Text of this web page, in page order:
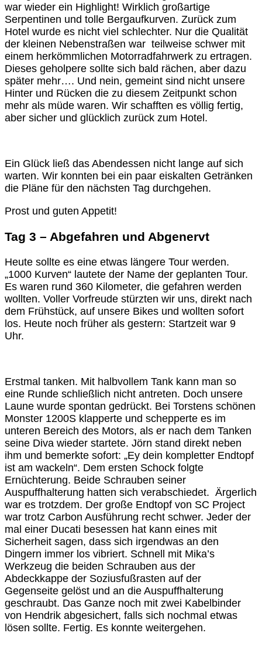
war wieder ein Highlight! Wirklich großartige
Serpentinen und tolle Bergaufkurven. Zurück zum
Hotel wurde es nicht viel schlechter. Nur die Qualität
der kleinen Nebenstraßen war teilweise schwer mit
einem herkömmlichen Motorradfahrwerk zu ertragen.
Dieses geholpere sollte sich bald rächen, aber dazu
später mehr…. Und nein, gemeint sind nicht unsere
Hinter und Rücken die zu diesem Zeitpunkt schon
mehr als müde waren. Wir schafften es völlig fertig,
aber sicher und glücklich zurück zum Hotel.
Ein Glück ließ das Abendessen nicht lange auf sich
warten. Wir konnten bei ein paar eiskalten Getränken
die Pläne für den nächsten Tag durchgehen.
Prost und guten Appetit!
Tag 3 – Abgefahren und Abgenervt
Heute sollte es eine etwas längere Tour werden.
„1000 Kurven“ lautete der Name der geplanten Tour.
Es waren rund 360 Kilometer, die gefahren werden
wollten. Voller Vorfreude stürzten wir uns, direkt nach
dem Frühstück, auf unsere Bikes und wollten sofort
los. Heute noch früher als gestern: Startzeit war 9
Uhr.
Erstmal tanken. Mit halbvollem Tank kann man so
eine Runde schließlich nicht antreten. Doch unsere
Laune wurde spontan gedrückt. Bei Torstens schönen
Monster 1200S klapperte und schepperte es im
unteren Bereich des Motors, als er nach dem Tanken
seine Diva wieder startete. Jörn stand direkt neben
ihm und bemerkte sofort: „Ey dein kompletter Endtopf
ist am wackeln“. Dem ersten Schock folgte
Ernüchterung. Beide Schrauben seiner
Auspuffhalterung hatten sich verabschiedet. Ärgerlich
war es trotzdem. Der große Endtopf von SC Project
war trotz Carbon Ausführung recht schwer. Jeder der
mal einer Ducati besessen hat kann eines mit
Sicherheit sagen, dass sich irgendwas an den
Dingern immer los vibriert. Schnell mit Mika’s
Werkzeug die beiden Schrauben aus der
Abdeckkappe der Soziusfußrasten auf der
Gegenseite gelöst und an die Auspuffhalterung
geschraubt. Das Ganze noch mit zwei Kabelbinder
von Hendrik abgesichert, falls sich nochmal etwas
lösen sollte. Fertig. Es konnte weitergehen.